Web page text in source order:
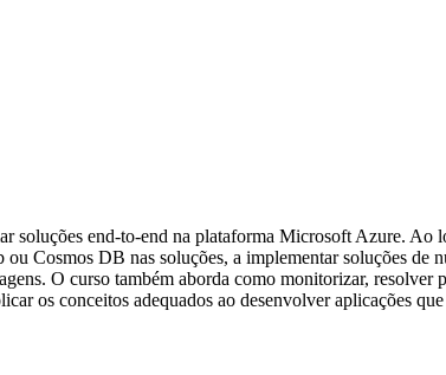
soluções end-to-end na plataforma Microsoft Azure. Ao
Cosmos DB nas soluções, a implementar soluções de
O curso também aborda como monitorizar, resolver
os conceitos adequados ao desenvolver aplicações